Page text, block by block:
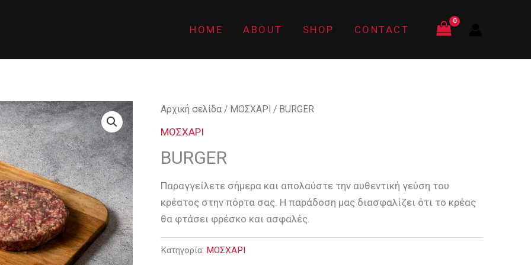
HOME ABOUT SHOP CONTACT
Αρχική σελίδα / ΜΟΣΧΑΡΙ / BURGER
ΜΟΣΧΑΡΙ
BURGER
Παραγγείλετε σήμερα και απολαύστε την αυθεντική γεύση του
κρέατος στην πόρτα σας. Η παράδοση μας διασφαλίζει ότι το κρέας
θα φτάσει φρέσκο και ασφαλές.
Κατηγορία: ΜΟΣΧΑΡΙ